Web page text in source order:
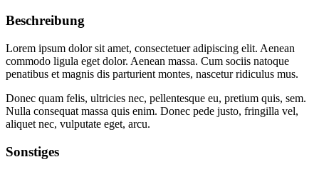
Beschreibung
Lorem ipsum dolor sit amet, consectetuer adipiscing elit. Aenean
commodo ligula eget dolor. Aenean massa. Cum sociis natoque
penatibus et magnis dis parturient montes, nascetur ridiculus mus.
Donec quam felis, ultricies nec, pellentesque eu, pretium quis, sem.
Nulla consequat massa quis enim. Donec pede justo, fringilla vel,
aliquet nec, vulputate eget, arcu.
Sonstiges